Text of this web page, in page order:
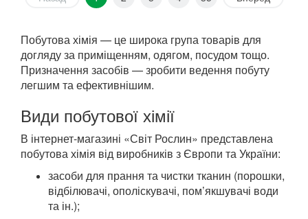
Побутова хімія — це широка група товарів для
догляду за приміщенням, одягом, посудом тощо.
Призначення засобів — зробити ведення побуту
легшим та ефективнішим.
Види побутової хімії
В інтернет-магазині «Світ Рослин» представлена
побутова хімія від виробників з Європи та України:
засоби для прання та чистки тканин (порошки,
відбілювачі, ополіскувачі, пом’якшувачі води
та ін.);